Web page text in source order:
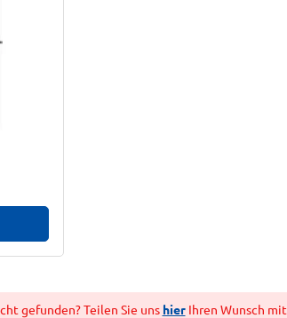
gefunden? Teilen Sie uns hierIhren Wunsch mit.